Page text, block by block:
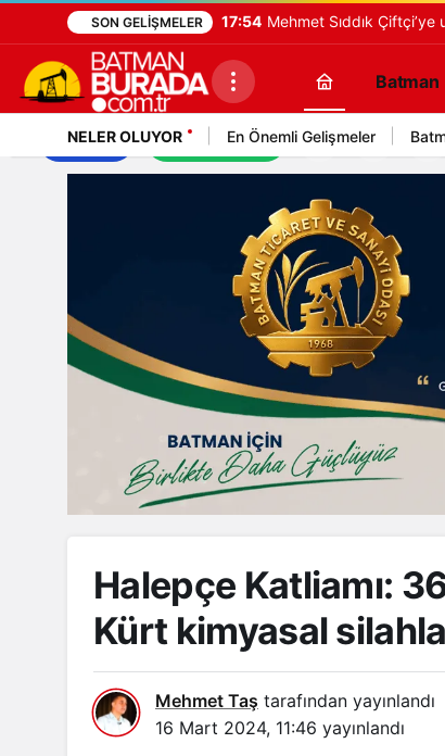
SON GELIŞMELER 17:54 Mehmet Sıddık
Batman
İş İlanları Mekan Rehberi
NELER OLUYOR En Önemli Gelişmeler
Halepçe Katliamı:
Kürt kimyasal
Mehmet Taş tarafından yayınlandı
16 Mart 2024, 11:46 yayınlandı